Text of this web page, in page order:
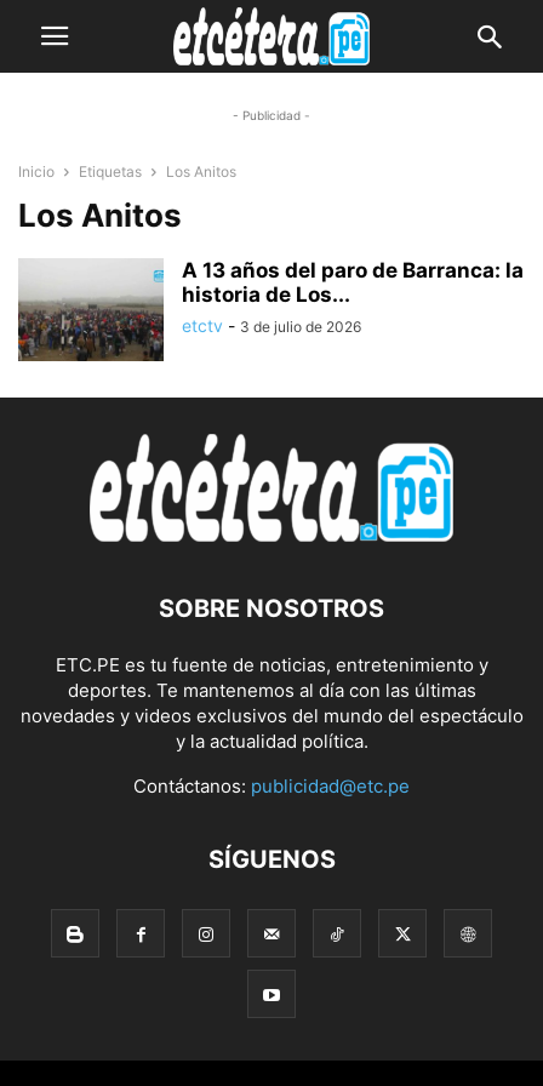
- Publicidad -
Inicio Etiquetas Los Anitos
Los Anitos
A 13 años del paro de Barranca: la
historia de Los...
etctv - 3 de julio de 2026
SOBRE NOSOTROS
ETC.PE es tu fuente de noticias, entretenimiento y
deportes. Te mantenemos al día con las últimas
novedades y videos exclusivos del mundo del espectáculo
y la actualidad política.
Contáctanos: publicidad@etc.pe
SÍGUENOS